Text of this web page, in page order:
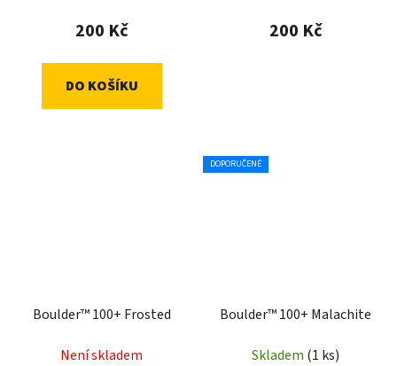
200 Kč
DO KOŠÍKU
200 Kč
Boulder™ 100+ Frosted
Není skladem
DOPORUČENÉ
Boulder™ 100+ Malachite
Skladem (1 ks)